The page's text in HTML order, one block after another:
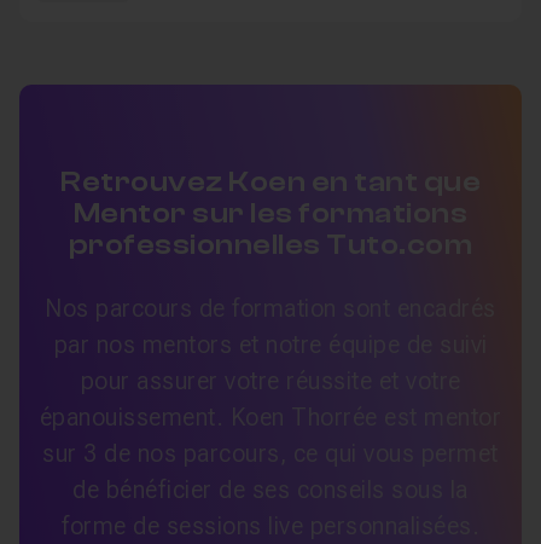
Retrouvez Koen en tant que
Mentor sur les formations
professionnelles Tuto.com
Nos parcours de formation sont encadrés
par nos mentors et notre équipe de suivi
pour assurer votre réussite et votre
épanouissement. Koen Thorrée est mentor
sur 3 de nos parcours, ce qui vous permet
de bénéficier de ses conseils sous la
forme de sessions live personnalisées.